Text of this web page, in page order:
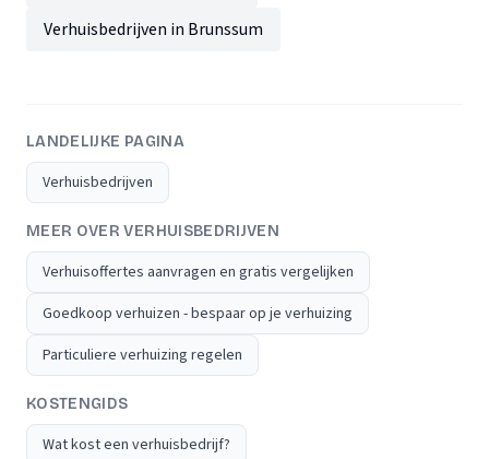
Verhuisbedrijven in Brunssum
LANDELIJKE PAGINA
Verhuisbedrijven
MEER OVER VERHUISBEDRIJVEN
Verhuisoffertes aanvragen en gratis vergelijken
Goedkoop verhuizen - bespaar op je verhuizing
Particuliere verhuizing regelen
KOSTENGIDS
Wat kost een verhuisbedrijf?